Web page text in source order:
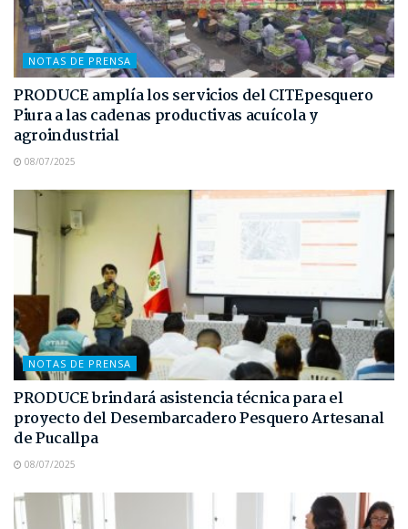
NOTAS DE PRENSA
PRODUCE amplía los servicios del CITEpesquero
Piura a las cadenas productivas acuícola y
agroindustrial
08/07/2025
NOTAS DE PRENSA
PRODUCE brindará asistencia técnica para el
proyecto del Desembarcadero Pesquero Artesanal
de Pucallpa
08/07/2025